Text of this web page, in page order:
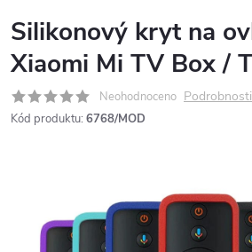
Silikonový kryt na
Xiaomi Mi TV Box /
Neohodnoceno
Kód produktu: 6768/MOD